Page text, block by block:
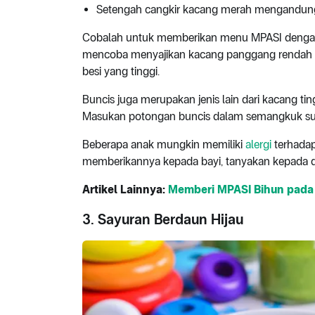
Setengah cangkir kacang merah
Cobalah untuk memberikan menu MPASI
mencoba menyajikan kacang panggang
besi yang tinggi.
Buncis juga merupakan jenis lain dari kacang
Masukan potongan buncis dalam semangkuk
Beberapa anak mungkin memiliki alergi
memberikannya kepada bayi, tanyakan kepada
Artikel Lainnya: Memberi MPASI Bihun
3. Sayuran Berdaun Hijau